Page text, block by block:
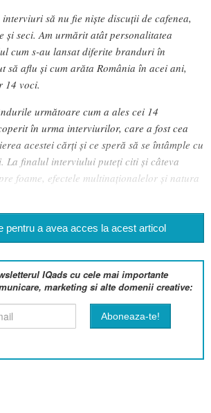
să nu fie niște discuții de cafenea,
și seci. Am urmărit atât personalitatea
cum s-au lansat diferite branduri în
să aflu și cum arăta România în acei ani,
14 voci.
următoare cum a ales cei 14
în urma interviurilor, care a fost cea
acestei cărți și ce speră să se întâmple cu
La finalul interviului puteți citi și câteva
foame, efectele multinaționalelor și natura
pentru a avea acces la acest articol
IQads cu cele mai importante
marketing si alte domenii creative: